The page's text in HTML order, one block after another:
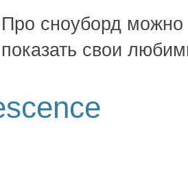
Про сноуборд можно
показать свои